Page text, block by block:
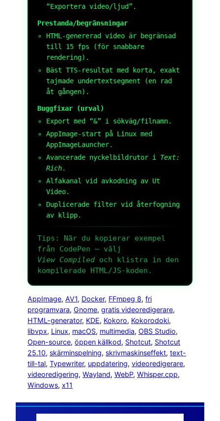
“Exportera video/ljud”.
Prestanda/begränsningar
HTML-genererad video är begränsad
till 15 fps (för snabbare
rendering).
Bäst TTS-resultat med korta, exakt
tajmade undertextsegment (en rad
åt gången).
Buggfixar (urval)
Export med “&” i sökväg/filnamn.
AppImage-start på Linux med
AppImageLauncher.
Avancerade nyckelbildrutor i Text:
Rich.
Alfakanal vid avkodning av Ut
Video.
Duplicerade filter vid återfogning
av klipp.
Tips: När du kopierar exempel
från CodePen – välj
View Compiled och klistra in den
kompilerade HTML/JS-koden.
AppImage, AV1, Docker, FFmpeg 8, fri
programvara, Gnome, gratis videoredigerare
HTML-generator, KDE, Kokoro, Kokorodoki
libvpx, Linux, macOS, multimedia, OBS Studio
Open-source, öppen källkod, Shotcut, Shotcut
25.10, skärminspelning, skrivmaskinseffekt, text-
till-tal, Typewriter, uppdatering, videoredigerare
videoredigering, Wayland, WebP, Whisper.cpp
Windows, x11